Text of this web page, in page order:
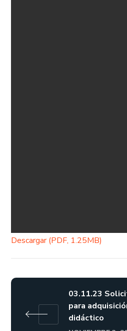
Descargar (PDF, 1.25MB)
03.11.23
para
didáctico